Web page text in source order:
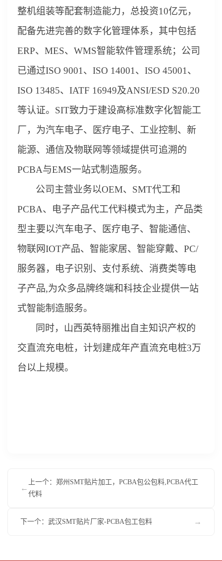
整机组装等配套制造能力，总投资10亿元，
配备先进完善的数字化管理体系，其中包括
ERP、MES、WMS智能软件管理系统； 公司
已通过ISO 9001、ISO 14001、ISO 45001、
ISO 13485、IATF 16949及ANSI/ESD S20.20
等认证。 SIT致力于建设高标准数字化智能工
厂， 为汽车电子、 医疗电子、 工业控制 、新
能源、通信及物联网等领域提供可追溯的
PCBA与EMS一站式制造服务。
公司主营业务以OEM、SMT代工和
PCBA、 电子产品代工代料模式为主，产品类
型主要以汽车电子、医疗电子、智能通信、
物联网IOT产品、智能家居、智能穿戴、PC/
服务器，电子识别、支付系统、消费类等电
子产品,为众多品牌终端和科技企业提供一站
式智能制造服务。
同时，山西英特丽推出自主知识产权的
交直流充电桩，计划建成年产直流充电桩3万
台以上规模。
←
上一个：郑州SMT贴片加工，PCBA包公包料,PCBA代工
代料
下一个：武汉SMT贴片厂家-PCBA包工包料 →